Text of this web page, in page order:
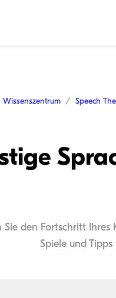
Wissenszentrum Speech
Sie den Fortschritt
Spiele und